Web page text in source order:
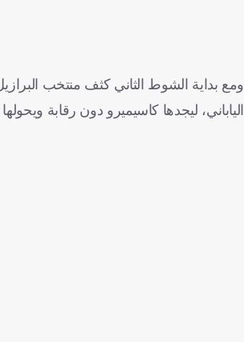
الياباني، ليجدها كاسيميرو دون رقابة